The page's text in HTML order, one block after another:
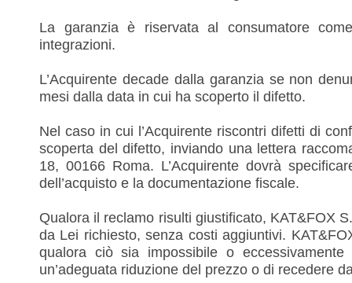
La garanzia è riservata al consumatore
integrazioni.
L’Acquirente decade dalla garanzia se non
mesi dalla data in cui ha scoperto il difetto.
Nel caso in cui l’Acquirente riscontri difetti di
scoperta del difetto, inviando una lettera
18, 00166 Roma. L’Acquirente dovrà
dell’acquisto e la documentazione fiscale.
Qualora il reclamo risulti giustificato, KAT&FOX
da Lei richiesto, senza costi aggiuntivi.
qualora ciò sia impossibile o
un’adeguata riduzione del prezzo o di recedere